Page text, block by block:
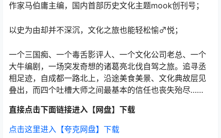
作家马伯庸主编，国内首部历史文化主题mook创刊号；
以史为由却并不深沉，文化之旅也能轻松愉♂悦；
一个三国痴、一个毒舌影评人、一个文化公司老总、一个
大牛编剧，一场突发奇想的诸葛亮北伐自驾之旅。追寻丞
相足迹，自成都一路北上，沿途美食美景、文化典故层见
叠出，而四个吐槽大师之间最基本的信任也丧失殆尽……
直接点击下面链接进入【网盘】下载
点击这里进入【夸克网盘】下载